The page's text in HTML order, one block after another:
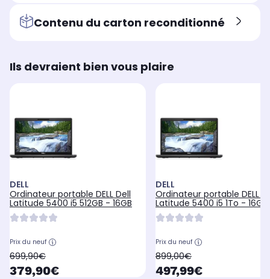
Contenu du carton reconditionné
Ils devraient bien vous plaire
DELL
Ordinateur portable DELL Dell
Latitude 5400 i5 512GB - 16GB
Prix du neuf
oldPrice
699,90€
currentPrice
379,90€
DELL
Ordinateur portable DELL
Latitude 5400 i5 1To - 16GB
Prix du neuf
oldPrice
899,00€
currentPrice
497,99€